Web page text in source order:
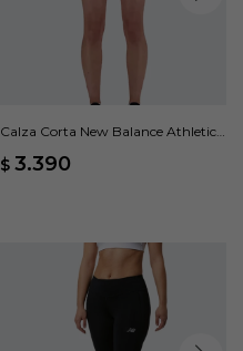
Calza Corta New Balance Athletics
$ 3.390